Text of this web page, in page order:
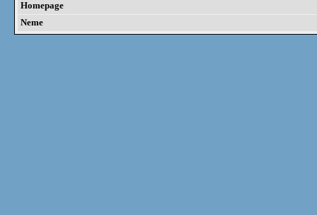
Homepage
Neme